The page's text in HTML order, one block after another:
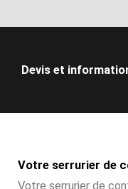
Devis et
Votre serrurier de
Votre serrurier de